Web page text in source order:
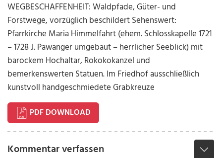
WEGBESCHAFFENHEIT: Waldpfade, Güter- und
Forstwege, vorzüglich beschildert Sehenswert:
Pfarrkirche Maria Himmelfahrt (ehem. Schlosskapelle 1721
– 1728 J. Pawanger umgebaut – herrlicher Seeblick) mit
barockem Hochaltar, Rokokokanzel und
bemerkenswerten Statuen. Im Friedhof ausschließlich
kunstvoll handgeschmiedete Grabkreuze
PDF DOWNLOAD
Kommentar verfassen